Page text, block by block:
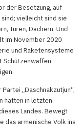
der Besetzung, auf
vielleicht sind sie
Türen, Dächern. Und
im November 2020
und Raketensysteme
Schützenwaffen
„Daschnakzutjun“,
hatten in letzten
Landes. Bewegt
das armenische Volk ins